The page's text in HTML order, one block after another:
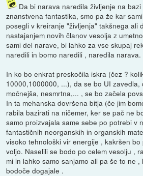
Da bi narava naredila življenje na
znanstvena fantastika, smo pa že kar sami
posegli v kreiranje "življenja" takšnega ali
nastajanjem novih članov vesolja z
sami del narave, bi lahko za vse skupaj
naredili in bomo naredili , naredila narava.
In ko bo enkrat preskočila iskra (čez ?
10000,1000000, ...), da se bo UI zavedla,
močnejša, nesmrtna,... , se bo začela
In ta mehanska dovršena bitja (če jim
rabila bazirati na ničemer, ker se pač ne
samo proizvajala same sebe po potrebi v
fantastičnih neorganskih in organskih
visoko tehnološki vir energije , kakršen
voljo. Naselili se bodo po celem vesolju ,
mi in lahko samo sanjamo ali pa še to ne
bodoče dogajale .